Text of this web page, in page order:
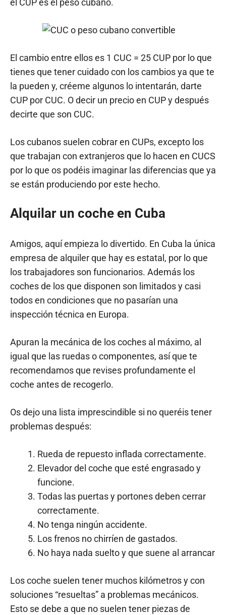
el CUP es el peso cubano.
El cambio entre ellos es 1 CUC = 25 CUP por lo que
tienes que tener cuidado con los cambios ya que te
la pueden y, créeme algunos lo intentarán, darte
CUP por CUC. O decir un precio en CUP y después
decirte que son CUC.
Los cubanos suelen cobrar en CUPs, excepto los
que trabajan con extranjeros que lo hacen en CUCS
por lo que os podéis imaginar las diferencias que ya
se están produciendo por este hecho.
Alquilar un coche en Cuba
Amigos, aquí empieza lo divertido. En Cuba la única
empresa de alquiler que hay es estatal, por lo que
los trabajadores son funcionarios. Además los
coches de los que disponen son limitados y casi
todos en condiciones que no pasarían una
inspección técnica en Europa.
Apuran la mecánica de los coches al máximo, al
igual que las ruedas o componentes, así que te
recomendamos que revises profundamente el
coche antes de recogerlo.
Os dejo una lista imprescindible si no queréis tener
problemas después:
Rueda de repuesto inflada correctamente.
Elevador del coche que esté engrasado y
funcione.
Todas las puertas y portones deben cerrar
correctamente.
No tenga ningún accidente.
Los frenos no chirríen de gastados.
No haya nada suelto y que suene al arrancar
Los coche suelen tener muchos kilómetros y con
soluciones “resueltas” a problemas mecánicos.
Esto se debe a que no suelen tener piezas de